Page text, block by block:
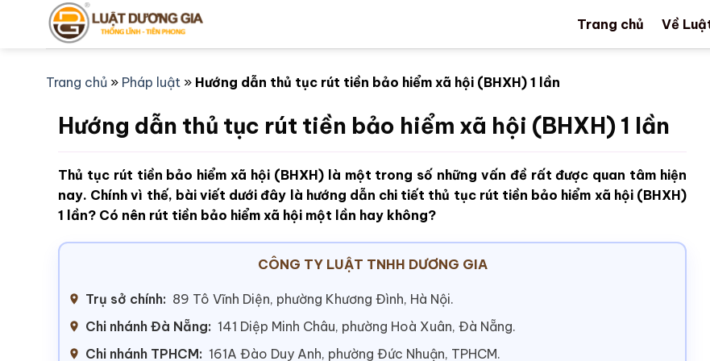
Trang chủ Về
Trang chủ » Pháp luật » Hướng dẫn thủ tục rút tiền bảo hiểm xã hội (BHXH) 1 lần
Hướng dẫn thủ tục rút tiền bảo hiểm xã hội (BHXH) 1 lần
Thủ tục rút tiền bảo hiểm xã hội (BHXH) là một trong số những vấn đề rất được quan tâm hiện
nay. Chính vì thế, bài viết dưới đây là hướng dẫn chi tiết thủ tục rút tiền bảo hiểm xã hội (BHXH)
1 lần? Có nên rút tiền bảo hiểm xã hội một lần hay không?
CÔNG TY LUẬT TNHH DƯƠNG GIA
Trụ sở chính: 89 Tô Vĩnh Diện, phường Khương Đình, Hà Nội.
Chi nhánh Đà Nẵng: 141 Diệp Minh Châu, phường Hoà Xuân, Đà Nẵng.
Chi nhánh TPHCM: 161A Đào Duy Anh, phường Đức Nhuận, TPHCM.